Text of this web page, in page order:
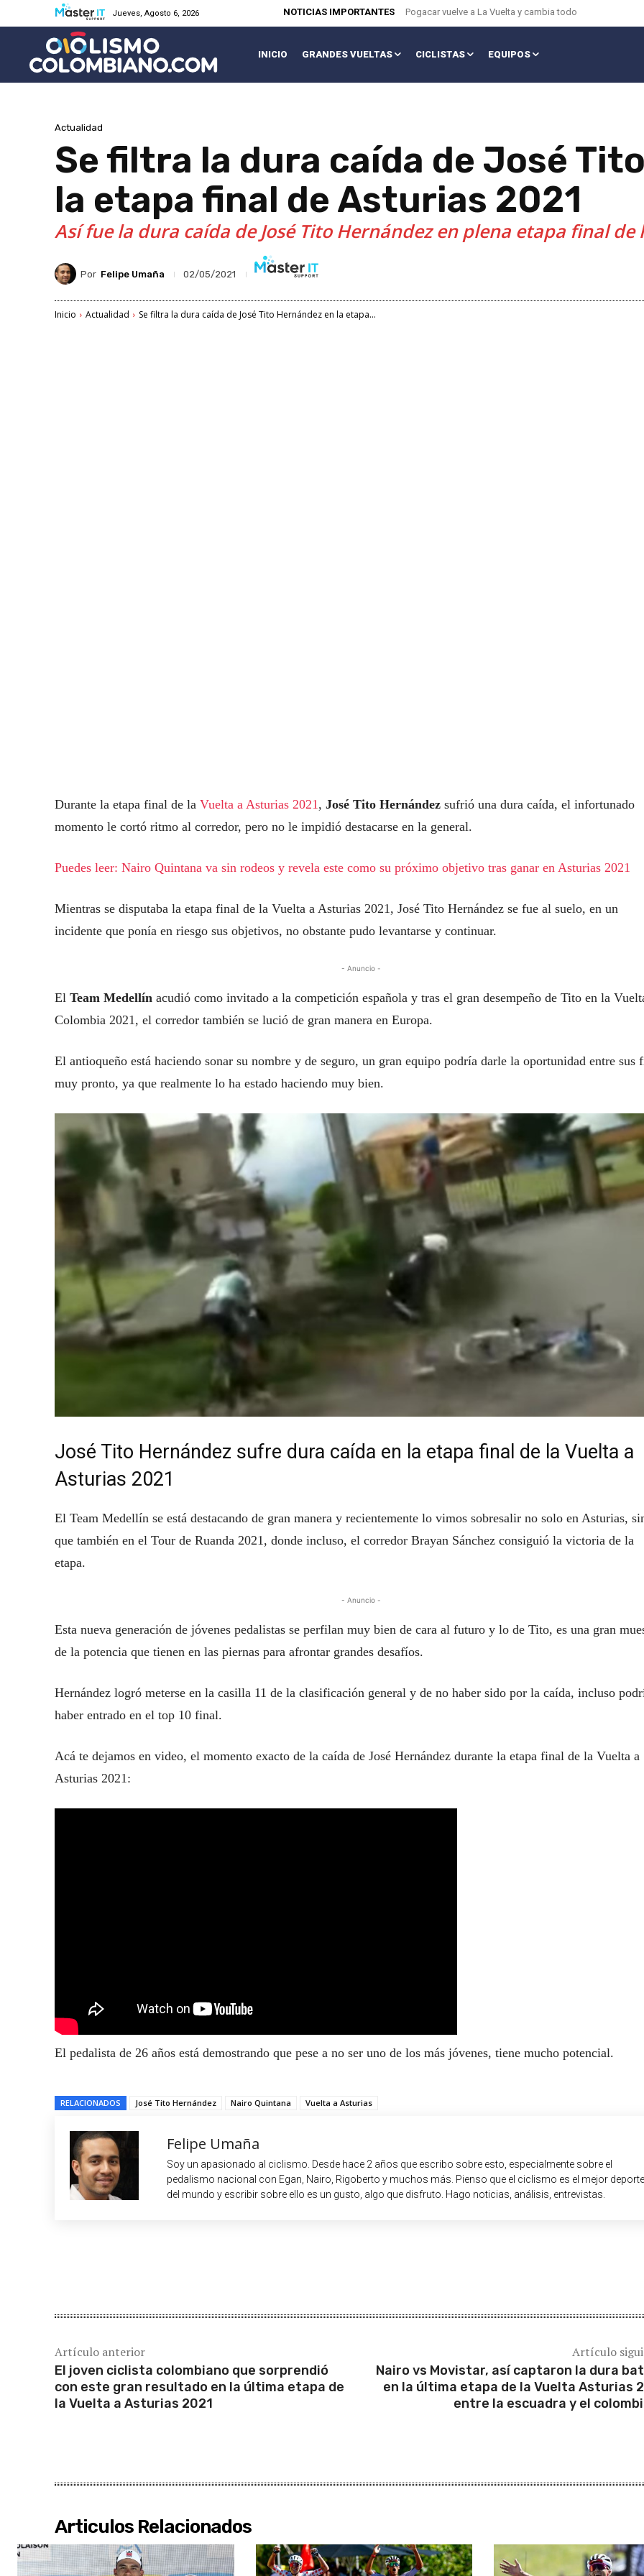
Jueves, Agosto 6, 2026 NOTICIAS IMPORTANTES Pogacar vuelve a La Vuelta y cambia todo
INICIO GRANDES VUELTAS CICLISTAS EQUIPOS
Actualidad
Se filtra la dura caída de José
la etapa final de Asturias 2021
Así fue la dura caída de José Tito Hernández en plena etapa final de
Por Felipe Umaña 02/05/2021
Inicio Actualidad Se filtra la dura caída de José Tito Hernández en la etapa...
Durante la etapa final de la Vuelta a Asturias 2021, José Tito Hernández sufrió una dura caída, el infortunado
momento le cortó ritmo al corredor, pero no le impidió destacarse en la general.
Puedes leer: Nairo Quintana va sin rodeos y revela este como su próximo objetivo tras ganar en Asturias 2021
Mientras se disputaba la etapa final de la Vuelta a Asturias 2021, José Tito Hernández se fue al suelo, en un
incidente que ponía en riesgo sus objetivos, no obstante pudo levantarse y continuar.
- Anuncio -
El Team Medellín acudió como invitado a la competición española y tras el gran desempeño de Tito en la
Colombia 2021, el corredor también se lució de gran manera en Europa.
El antioqueño está haciendo sonar su nombre y de seguro, un gran equipo podría darle la oportunidad entre sus
muy pronto, ya que realmente lo ha estado haciendo muy bien.
José Tito Hernández sufre dura caída en la etapa final de la Vuelta a
Asturias 2021
El Team Medellín se está destacando de gran manera y recientemente lo vimos sobresalir no solo en Asturias,
que también en el Tour de Ruanda 2021, donde incluso, el corredor Brayan Sánchez consiguió la victoria de la
etapa.
- Anuncio -
Esta nueva generación de jóvenes pedalistas se perfilan muy bien de cara al futuro y lo de Tito, es una gran
de la potencia que tienen en las piernas para afrontar grandes desafíos.
Hernández logró meterse en la casilla 11 de la clasificación general y de no haber sido por la caída, incluso
haber entrado en el top 10 final.
Acá te dejamos en video, el momento exacto de la caída de José Hernández durante la etapa final de la Vuelta a
Asturias 2021:
El pedalista de 26 años está demostrando que pese a no ser uno de los más jóvenes, tiene mucho potencial.
RELACIONADOS José Tito Hernández Nairo Quintana Vuelta a Asturias
Felipe Umaña
Soy un apasionado al ciclismo. Desde hace 2 años que escribo sobre esto, especialmente sobre el
pedalismo nacional con Egan, Nairo, Rigoberto y muchos más. Pienso que el ciclismo es el mejor deporte
del mundo y escribir sobre ello es un gusto, algo que disfruto. Hago noticias, análisis, entrevistas.
Artículo anterior
El joven ciclista colombiano que sorprendió
con este gran resultado en la última etapa de
la Vuelta a Asturias 2021
Artículo
Nairo vs Movistar, así captaron la dura
en la última etapa de la Vuelta Asturias
entre la escuadra y el
Articulos Relacionados